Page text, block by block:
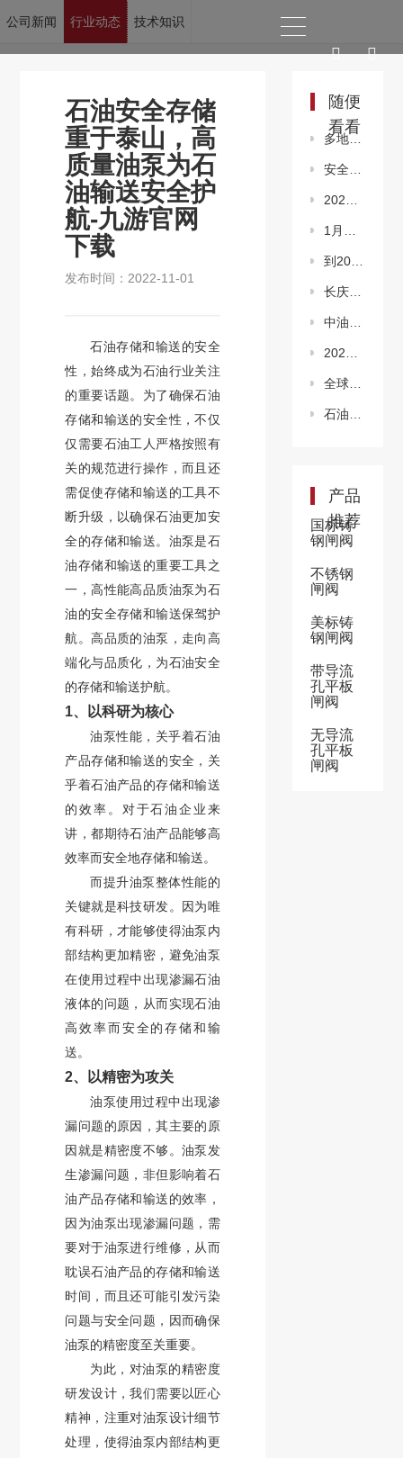
公司新闻 行业动态 技术知识
石油安全存储
重于泰山，高
质量油泵为石
油输送安全护
航-九游官网
下载
发布时间：2022-11-01
石油存储和输送的安全
性，始终成为石油行业关注
的重要话题。为了确保石油
存储和输送的安全性，不仅
仅需要石油工人严格按照有
关的规范进行操作，而且还
需促使存储和输送的工具不
断升级，以确保石油更加安
全的存储和输送。油泵是石
油存储和输送的重要工具之
一，高性能高品质油泵为石
油的安全存储和输送保驾护
航。高品质的油泵，走向高
端化与品质化，为石油安全
的存储和输送护航。
1、以科研为核心
油泵性能，关乎着石油
产品存储和输送的安全，关
乎着石油产品的存储和输送
的效率。对于石油企业来
讲，都期待石油产品能够高
效率而安全地存储和输送。
而提升油泵整体性能的
关键就是科技研发。因为唯
有科研，才能够使得油泵内
部结构更加精密，避免油泵
在使用过程中出现渗漏石油
液体的问题，从而实现石油
高效率而安全的存储和输
送。
2、以精密为攻关
油泵使用过程中出现渗
漏问题的原因，其主要的原
因就是精密度不够。油泵发
生渗漏问题，非但影响着石
油产品存储和输送的效率，
因为油泵出现渗漏问题，需
要对于油泵进行维修，从而
耽误石油产品的存储和输送
时间，而且还可能引发污染
问题与安全问题，因而确保
油泵的精密度至关重要。
为此，对油泵的精密度
研发设计，我们需要以匠心
精神，注重对油泵设计细节
处理，使得油泵内部结构更
随便
看看
多地力推“瓶改管”拧紧燃气安全阀
安全阀产业提升高质量意识 筑牢社会生活安全屏障
2023第七届中国（淄博）通用机械展览会
1月份石化行业景气指数快速回暖
到2045年全球石油行业将需要12.1万亿美元投资
长庆油田采油二厂首个“风光储柴”微电网投运
中油测井完成集团首座煤层气电驱压裂平台桥射施工
2022年中国油气勘探开发十大成果近日公布
全球烯烃行业将会面临周期性衰退
石油安全存储重于泰山，高质量油泵为石油输送安全护航
产品
推荐
国标铸
钢闸阀
不锈钢
闸阀
美标铸
钢闸阀
带导流
孔平板
闸阀
无导流
孔平板
闸阀